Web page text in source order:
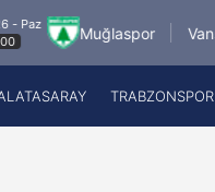
Muğlaspor Vanspor
TRABZONSPOR